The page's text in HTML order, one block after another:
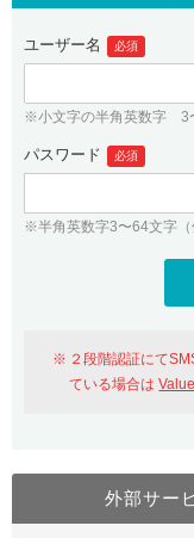
gTLDオークション
.jpドメインバックオーダー
プレミアムドメイン
人気ドメインの種類
WHOIS検索
紹介制度
バリュードメインAPI
ドメイン・ホスティング
従来のバ
おすすめ One レ
ユーザー名 必須
※小文字の半角英数字 3
パスワード 必須
※半角英数字3〜64文字（
２段階認証にて
ている場合は
外部サー